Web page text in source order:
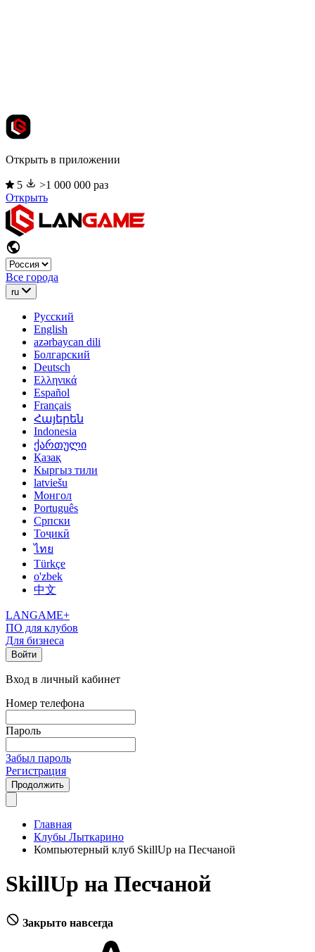
Открыть в приложении
5
>1 000 000 раз
Открыть
Все города
ru
Русский
English
azərbaycan dili
Болгарский
Deutsch
Ελληνικά
Español
Français
Հայերեն
Indonesia
ქართული
Қазақ
Кыргыз тили
latviešu
Монгол
Português
Српски
Тоҷикӣ
ไทย
Türkçe
o'zbek
中文
LANGAME+
ПО для клубов
Для бизнеса
Войти
Вход в личный кабинет
Номер телефона
Пароль
Забыл пароль
Регистрация
Продолжить
Главная
Клубы Лыткарино
Компьютерный клуб SkillUp на Песчаной
SkillUp на Песчаной
Закрыто навсегда